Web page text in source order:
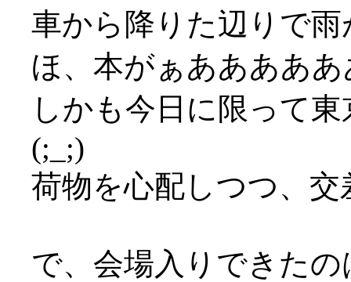
車から降りた辺りで
ほ、本がぁあああああ
しかも今日に限って
(;_;)
荷物を心配しつつ、
で、会場入りできた